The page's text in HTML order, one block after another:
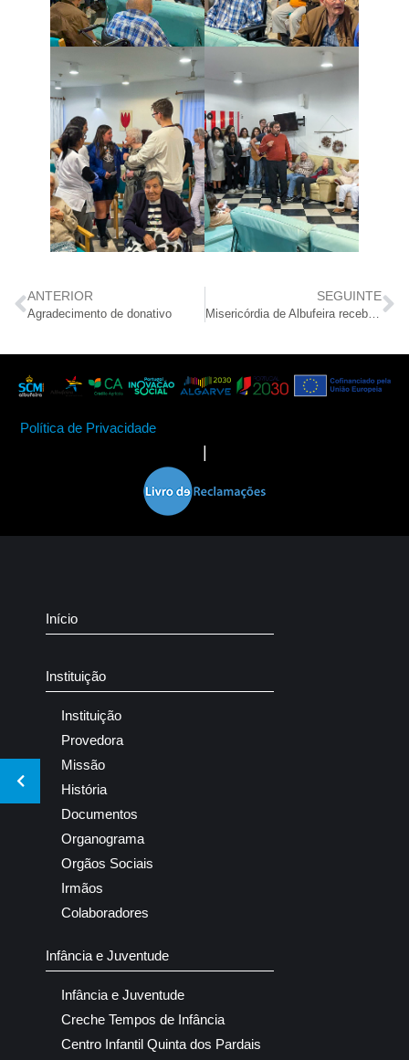
ANTERIOR
Agradecimento de donativo
SEGUINTE
Misericórdia de Albufeira recebeu jovens em Programa de Erasmus
Política de Privacidade
Início
Instituição
Instituição
Provedora
Missão
História
Documentos
Organograma
Orgãos Sociais
Irmãos
Colaboradores
Infância e Juventude
Infância e Juventude
Creche Tempos de Infância
Centro Infantil Quinta dos Pardais